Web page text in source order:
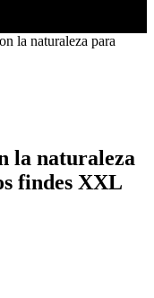
la naturaleza para
la naturaleza
findes XXL